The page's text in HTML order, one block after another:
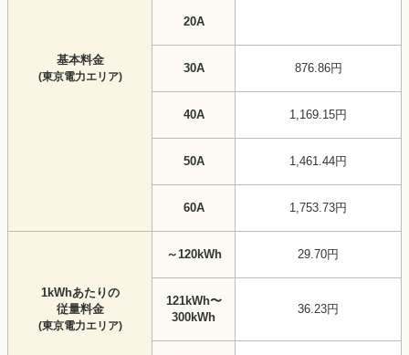
基本料金
(東京電力エリア)
20A
30A 876.86円
40A 1,169.15円
50A 1,461.44円
60A 1,753.73円
1kWhあたりの
従量料金
(東京電力エリア)
～120kWh 29.70円
121kWh〜
300kWh
36.23円